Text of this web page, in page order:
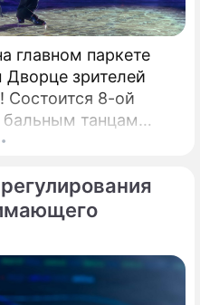
главном паркете
зрителей
Состоится 8-ой
танцам
России!". Будет
пар. Организатор
заслуженный